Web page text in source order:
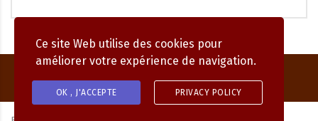
Ce site Web utilise des cookies pour
améliorer votre expérience de navigation.
OK , J'ACCEPTE PRIVACY POLICY